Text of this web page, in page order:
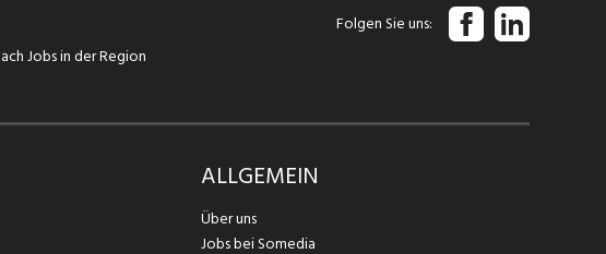
Jobs in der Region
Folgen Sie uns
ALLGEMEIN
Über uns
Jobs bei Somedia